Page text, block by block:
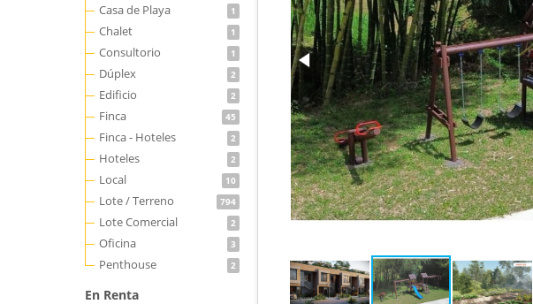
Casa de Playa 1
Chalet 1
Consultorio 1
Dúplex 2
Edificio 2
Finca 45
Finca - Hoteles 2
Hoteles 2
Local 10
Lote / Terreno 794
Lote Comercial 2
Oficina 3
Penthouse 2
En Renta